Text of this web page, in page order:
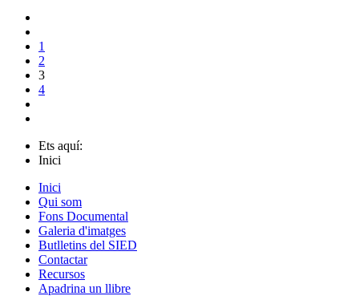
1
2
3
4
Ets aquí:
Inici
Inici
Qui som
Fons Documental
Galeria d'imatges
Butlletins del SIED
Contactar
Recursos
Apadrina un llibre